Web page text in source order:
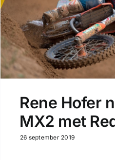
Rene Hofer
MX2 met
26 september 2019